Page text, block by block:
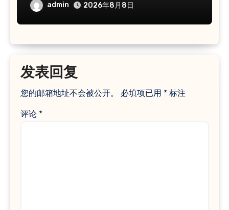
admin 2026年8月8日
发表回复
您的邮箱地址不会被公开。 必填项已用 *标注
评论 *